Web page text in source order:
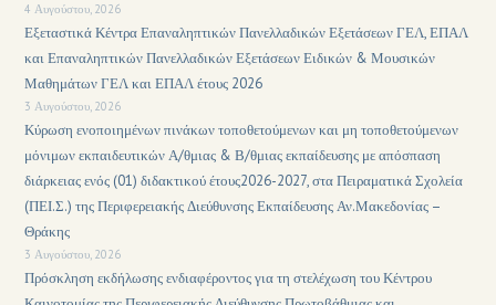
4 Αυγούστου, 2026
Εξεταστικά Κέντρα Επαναληπτικών Πανελλαδικών Εξετάσεων ΓΕΛ, ΕΠΑΛ
και Επαναληπτικών Πανελλαδικών Εξετάσεων Ειδικών & Μουσικών
Μαθημάτων ΓΕΛ και ΕΠΑΛ έτους 2026
3 Αυγούστου, 2026
Κύρωση ενοποιημένων πινάκων τοποθετούμενων και μη τοποθετούμενων
μόνιμων εκπαιδευτικών Α/θμιας & Β/θμιας εκπαίδευσης με απόσπαση
διάρκειας ενός (01) διδακτικού έτους2026-2027, στα Πειραματικά Σχολεία
(ΠΕΙ.Σ.) της Περιφερειακής Διεύθυνσης Εκπαίδευσης Αν.Μακεδονίας –
Θράκης
3 Αυγούστου, 2026
Πρόσκληση εκδήλωσης ενδιαφέροντος για τη στελέχωση του Κέντρου